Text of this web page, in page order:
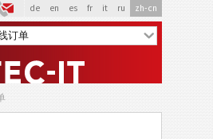
de en es fr it ru zh-cn